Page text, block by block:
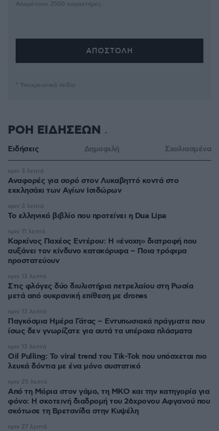
Απομένουν 2500 χαρακτήρες
* Υποχρεωτικά πεδία
ΡΟΗ ΕΙΔΗΣΕΩΝ
Ειδήσεις Δημοφιλή Σχολιασμένα
Αναφορές για σορό στον Λυκαβηττό κοντά στο
εκκλησάκι των Αγίων Ισιδώρων
πριν 3 λεπτά
Το ελληνικό βιβλίο που προτείνει η Dua Lipa
πριν 3 λεπτά
Καρκίνος Παχέος Εντέρου: Η «ένοχη» διατροφή που
αυξάνει τον κίνδυνο κατακόρυφα – Ποια τρόφιμα
προστατεύουν
πριν 11 λεπτά
Στις φλόγες δύο διυλιστήρια πετρελαίου στη Ρωσία
μετά από ουκρανική επίθεση με drones
πριν 13 λεπτά
Παγκόσμια Ημέρα Γάτας – Εντυπωσιακά πράγματα που
ίσως δεν γνωρίζατε για αυτά τα υπέροχα πλάσματα
πριν 13 λεπτά
Oil Pulling: To viral trend του Tik-Tok που υπόσχεται πιο
λευκά δόντια με ένα μόνο συστατικό
πριν 13 λεπτά
Από τη Μόρια στον γάμο, τη ΜΚΟ και την κατηγορία για
φόνο: Η σκοτεινή διαδρομή του 26χρονου Αφγανού που
σκότωσε τη Βρετανίδα στην Κυψέλη
πριν 25 λεπτά
πριν 27 λεπτά